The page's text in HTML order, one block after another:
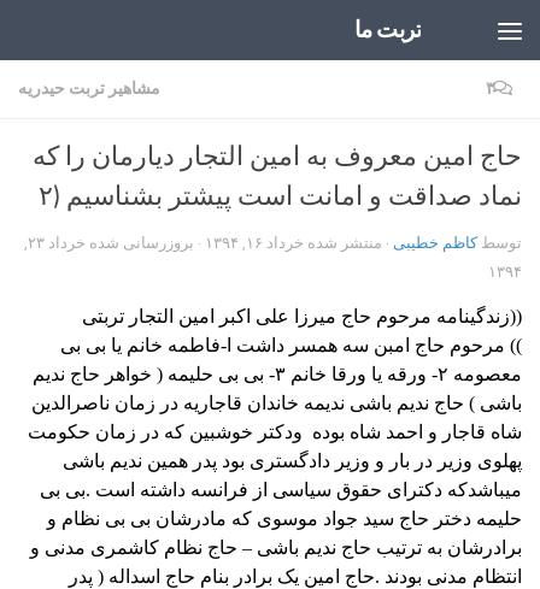
تربت ما
مشاهیر تربت حیدریه ۳
حاج امین معروف به امین التجار دیارمان را که
نماد صداقت و امانت است پیشتر بشناسیم (۲
توسطکاظم خطیبی · منتشر شده خرداد ۱۶, ۱۳۹۴ · بروزرسانی شده
خرداد ۲۳,
۱۳۹۴
((زندگینامه مرحوم حاج میرزا علی اکبر امین التجار تربتی
)) مرحوم حاج امبن سه همسر داشت ا-فاطمه خانم یا بی بی
معصومه ۲- ورقه یا ورقا خانم ۳- بی بی حلیمه ( خواهر حاج ندیم
باشی ) حاج ندیم باشی ندیمه خاندان قاجاریه در زمان ناصرالدین
شاه قاجار و احمد شاه بوده ودکتر خوشبین که در زمان حکومت
پهلوی وزیر در بار و وزیر دادگستری بود پدر همین ندیم باشی
میباشدکه دکترای حقوق سیاسی از فرانسه داشته است .بی بی
حلیمه دختر حاج سید جواد موسوی که مادرشان بی بی نظام و
برادرشان به ترتیب حاج ندیم باشی – حاج نظام کاشمری مدنی و
انتظام مدنی بودند .حاج امین یک برادر بنام حاج اسداله ( پدر